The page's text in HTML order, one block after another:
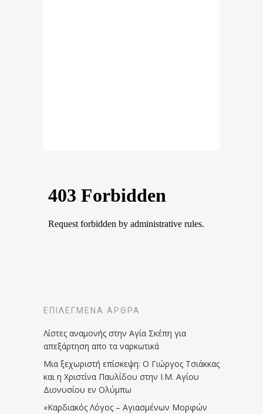
ΕΠΙΛΕΓΜΈΝΑ ΆΡΘΡΑ
Λίστες αναμονής στην Αγία Σκέπη για
απεξάρτηση απο τα ναρκωτικά
Μια ξεχωριστή επίσκεψη: Ο Γιώργος Τσιάκκας
και η Χριστίνα Παυλίδου στην Ι.Μ. Αγίου
Διονυσίου εν Ολύμπω
«Καρδιακός Λόγος – Αγιασμένων Μορφών